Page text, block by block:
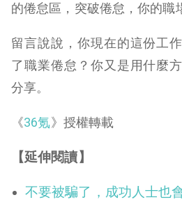
的倦怠區，突破倦怠，你的職
留言說說，你現在的這份工
了職業倦怠？你又是用什麼
分享。
《36氪》授權轉載
【延伸閱讀】
不要被騙了，成功人士也